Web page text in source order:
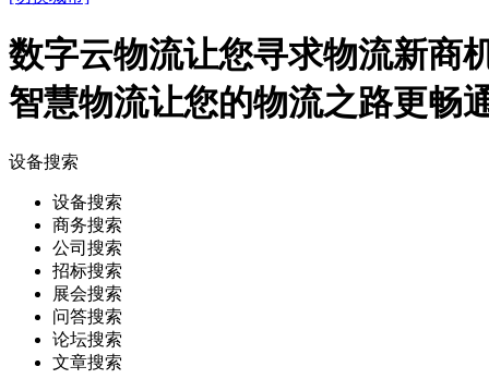
数字云物流让您寻求物流新商
智慧物流让您的物流之路更畅
设备搜索
设备搜索
商务搜索
公司搜索
招标搜索
展会搜索
问答搜索
论坛搜索
文章搜索